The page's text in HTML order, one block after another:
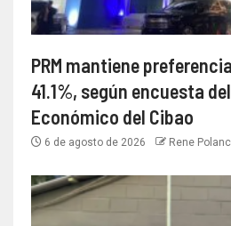
PRM mantiene
41.1%, según encuesta
Económico del Cibao
6 de agosto de 2026 Rene